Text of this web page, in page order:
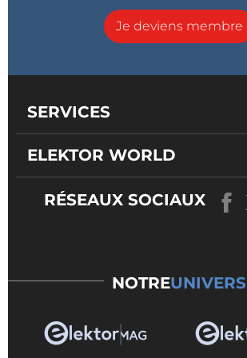
Je deviens membre
SERVICES
ELEKTOR WORLD
RÉSEAUX SOCIAUX
NOTREUNIVERS